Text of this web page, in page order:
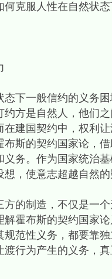
克服人性在自然状
一般信约的义务困
方是自然人，他们
建国契约中，权利
斯的契约国家论，
务。作为国家统治
，使意志超越自然
制造，不仅是一个
霍布斯的契约国家
范性义务，都要靠
渡行为产生的义务，